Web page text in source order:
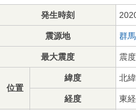
発生時刻
震源地 群
最大震度 震
位置
緯度 北
経度 東